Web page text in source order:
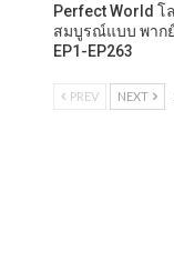
Perfect World โ
สมบูรณ์แบบ พาก
EP1-EP263
PREV NEXT